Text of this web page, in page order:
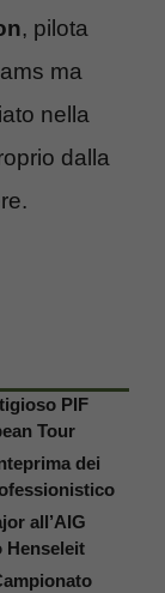
, pilota
ma
nella
dalla
PIF
Tour
dei
all’AIG
Henseleit